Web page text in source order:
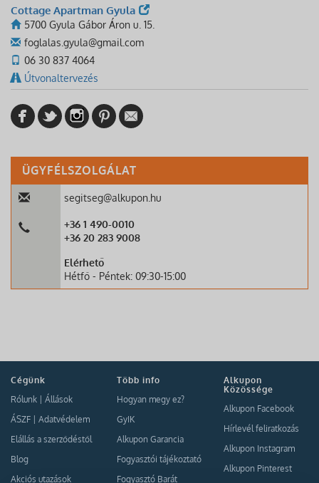
Cottage Apartman Gyula
5700 Gyula Gábor Áron u. 15.
foglalas.gyula@gmail.com
06 30 837 4064
Útvonaltervezés
ÜGYFÉLSZOLGÁLAT
segitseg@alkupon.hu
+36 1 490-0010
+36 20 283 9008
Elérhető
Hétfő - Péntek: 09:30-15:00
Cégünk
Rólunk
Állások
ÁSZF
Adatvédelem
Elállás a szerződéstől
Blog
Akciós utazások
Több info
Hogyan megy ez?
GyIK
Alkupon Garancia
Fogyasztói tájékoztató
Fogyasztó Barát
Alkupon
Közössége
Alkupon Facebook
Hírlevél feliratkozás
Alkupon Instagram
Alkupon Pinterest